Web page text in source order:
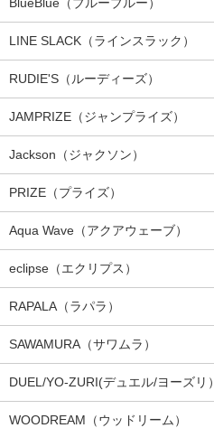
LINE SLACK（ラインスラック）
RUDIE'S（ルーディーズ）
JAMPRIZE（ジャンプライズ）
Jackson（ジャクソン）
PRIZE（プライズ）
Aqua Wave（アクアウェーブ）
eclipse（エクリプス）
RAPALA（ラパラ）
SAWAMURA（サワムラ）
DUEL/YO-ZURI(デュエル/ヨーズリ）
WOODREAM（ウッドリーム）